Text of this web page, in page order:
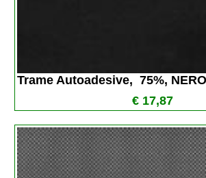
Trame Autoadesive,  75%,
€ 17,87